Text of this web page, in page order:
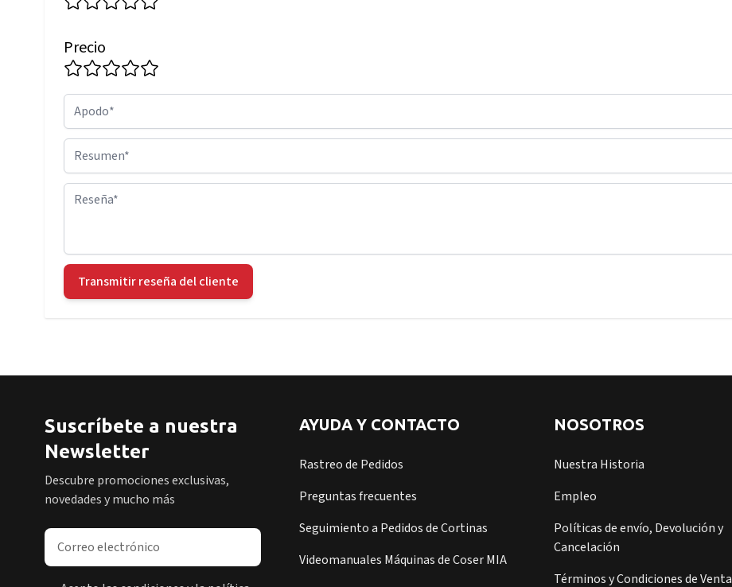
Precio
Apodo
Resumen
Reseña
Transmitir reseña del cliente
Suscríbete a nuestra
Newsletter
Descubre promociones exclusivas,
novedades y mucho más
Dirección de correo electrónico
AYUDA Y CONTACTO
Rastreo de Pedidos
Preguntas frecuentes
Seguimiento a Pedidos de Cortinas
Videomanuales Máquinas de Coser MIA
NOSOTROS
Nuestra Historia
Empleo
Políticas de envío, Devolución y
Cancelación
Términos y Condiciones de Venta